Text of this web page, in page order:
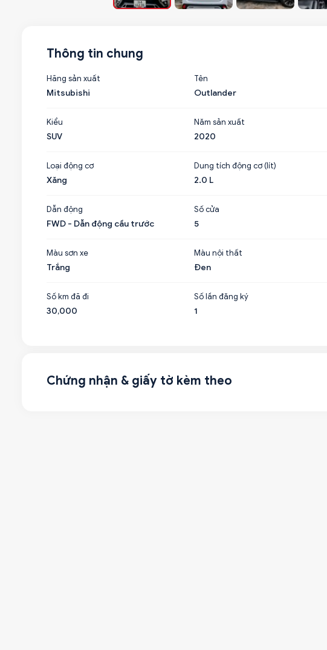
Thông tin chung
Hãng sản xuất
Mitsubishi
Tên
Outlander
Kiểu
SUV
Năm sản xuất
2020
Loại động cơ
Xăng
Dung tích động cơ (lít)
2.0 L
Dẫn động
FWD - Dẫn động cầu trước
Số cửa
5
Màu sơn xe
Trắng
Màu nội thất
Đen
Số km đã đi
30,000
Số lần đăng ký
1
Chứng nhận & giấy tờ kèm theo